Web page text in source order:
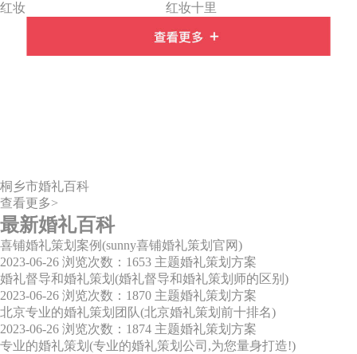
红妆 红妆十里
桐乡市婚礼百科
查看更多>
最新婚礼百科
喜铺婚礼策划案例(sunny喜铺婚礼策划官网)
2023-06-26 浏览次数：1653 主题婚礼策划方案
婚礼督导和婚礼策划(婚礼督导和婚礼策划师的区别)
2023-06-26 浏览次数：1870 主题婚礼策划方案
北京专业的婚礼策划团队(北京婚礼策划前十排名)
2023-06-26 浏览次数：1874 主题婚礼策划方案
专业的婚礼策划(专业的婚礼策划公司,为您量身打造!)